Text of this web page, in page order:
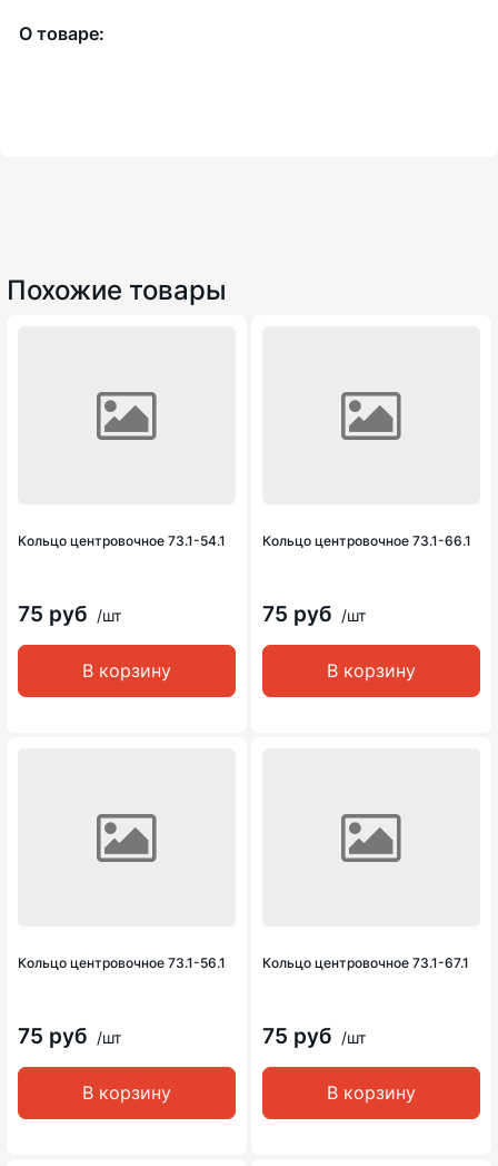
О товаре:
Похожие товары
Кольцо центровочное 73.1-54.1
75 руб /шт
В корзину
Кольцо центровочное 73.1-66.1
75 руб /шт
В корзину
Кольцо центровочное 73.1-56.1
75 руб /шт
В корзину
Кольцо центровочное 73.1-67.1
75 руб /шт
В корзину